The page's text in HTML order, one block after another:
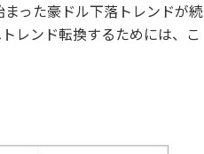
った豪ドル下落トレンドが続
レンド転換するためには、こ